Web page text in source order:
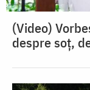
(Video)
despre soț,